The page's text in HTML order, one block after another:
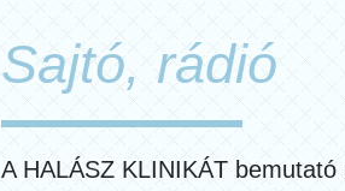
Sajtó, rádió
A HALÁSZ KLINIKÁT